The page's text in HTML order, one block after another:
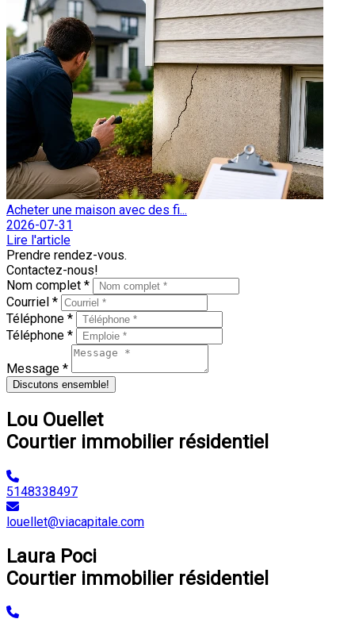
Acheter une maison avec des fi...
2026-07-31
Lire l'article
Prendre rendez-vous.
Contactez-nous!
Nom complet *
Courriel *
Téléphone *
Téléphone *
Message *
Discutons ensemble!
Lou Ouellet
Courtier immobilier résidentiel
5148338497
louellet@viacapitale.com
Laura Poci
Courtier immobilier résidentiel